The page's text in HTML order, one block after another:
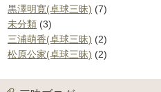
黒澤明寛(卓球三昧) (7)
未分類 (3)
三浦萌香(卓球三昧) (2)
松原公家(卓球三昧) (2)